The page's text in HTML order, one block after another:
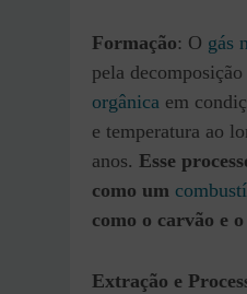
Formação: O gás
pela decomposição
orgânica em
e temperatura ao
anos. Esse
como um
como o carvão e
Extração e